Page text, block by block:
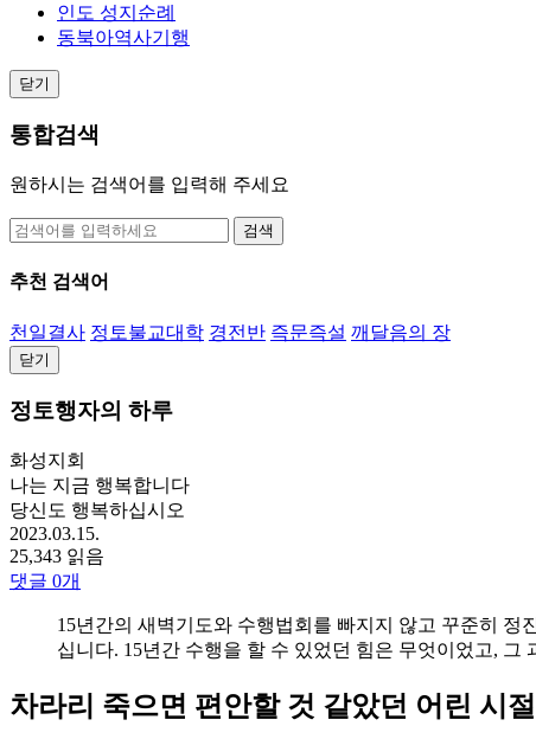
인도 성지순례
동북아역사기행
닫기
통합검색
원하시는 검색어를 입력해 주세요
검색
추천 검색어
천일결사 정토불교대학 경전반 즉문즉설 깨달음의 장
닫기
정토행자의 하루
화성지회
나는 지금 행복합니다
당신도 행복하십시오
2023.03.15.
25,343 읽음
댓글 0개
15년간의 새벽기도와 수행법회를 빠지지 않고 꾸준히
십니다. 15년간 수행을 할 수 있었던 힘은 무엇이었고,
차라리 죽으면 편안할 것 같았던 어린 시절